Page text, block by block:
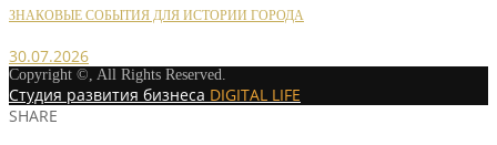
ЗНАКОВЫЕ СОБЫТИЯ ДЛЯ ИСТОРИИ ГОРОДА
30.07.2026
Copyright ©, All Rights Reserved.
Студия развития бизнеса DIGITAL LIFE
SHARE